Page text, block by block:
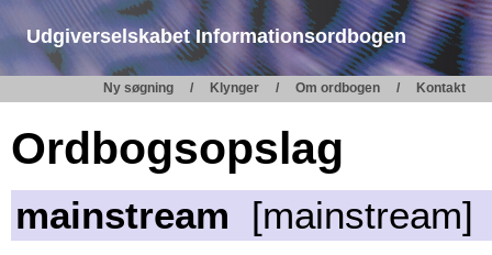
Udgiverselskabet Informationsordbogen
Ny søgning Klynger Om ordbogen Kontakt
Ordbogsopslag
mainstream [mainstream]